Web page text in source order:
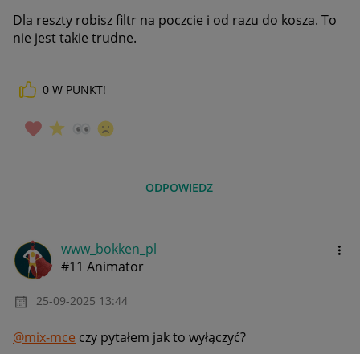
Dla reszty robisz filtr na poczcie i od razu do kosza. To
nie jest takie trudne.
0 W PUNKT!
ODPOWIEDZ
www_bokken_pl
#11 Animator
‎25-09-2025 13:44
@mix-mce czy pytałem jak to wyłączyć?